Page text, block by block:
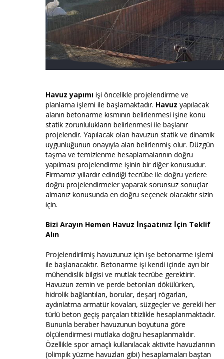
Havuz yapımı işi öncelikle projelendirme ve
planlama işlemi ile başlamaktadır. Havuz yapılacak
alanın betonarme kısmının belirlenmesi işine konu
statik zorunlulukların belirlenmesi ile başlanır
projelendir. Yapılacak olan havuzun statik ve dinamik
uygunluğunun onayıyla alan belirlenmiş olur. Düzgün
taşma ve temizlenme hesaplamalarının doğru
yapılması projelendirme işinin bir diğer konusudur.
Firmamız yıllardır edindiği tecrübe ile doğru yerlere
doğru projelendirmeler yaparak sorunsuz sonuçlar
almanız konusunda en doğru seçenek olacaktır sizin
için.
Bizi Arayın Hemen Havuz İnşaatınız İçin Teklif
Alın
Projelendirilmiş havuzunuz için işe betonarme işlemi
ile başlanacaktır. Betonarme işi kendi içinde ayrı bir
mühendislik bilgisi ve mutlak tecrübe gerektirir.
Havuzun zemin ve perde betonları dökülürken,
hidrolik bağlantıları, borular, deşarj rögarları,
aydınlatma armatür kovaları, süzgeçler ve gerekli her
türlü beton geçiş parçaları titizlikle hesaplanmaktadır.
Bununla beraber havuzunun boyutuna göre
ölçülendirmesi mutlaka doğru hesaplanmalıdır.
Özellikle spor amaçlı kullanılacak aktivite havuzlarının
(olimpik yüzme havuzları gibi) hesaplamaları baştan